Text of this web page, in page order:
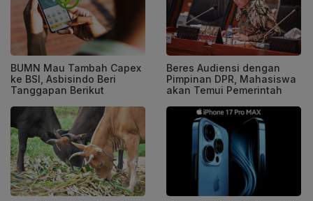
BUMN Mau Tambah Capex
ke BSI, Asbisindo Beri
Tanggapan Berikut
Beres Audiensi dengan
Pimpinan DPR, Mahasiswa
akan Temui Pemerintah